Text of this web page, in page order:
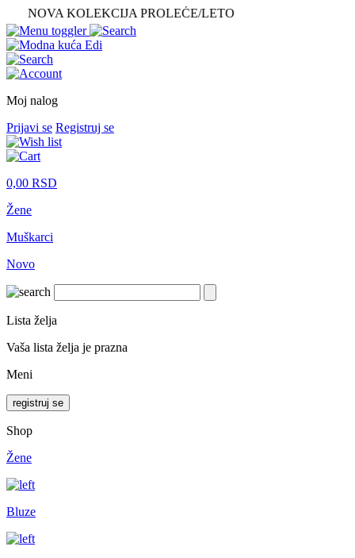
KOLEKCIJA PROLEĆE/LETO
Moj nalog
Prijavi se Registruj se
0,00 RSD
Žene
Muškarci
Novo
Lista želja
Vaša lista želja je prazna
Meni
registruj se
Shop
Žene
Bluze